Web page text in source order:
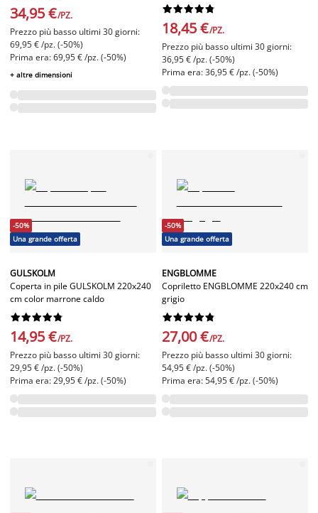
34,95 €/PZ.
Prezzo più basso ultimi 30 giorni:
69,95 € /pz. (-50%)
Prima era: 69,95 € /pz. (-50%)
+ altre dimensioni






18,45 €/PZ.
Prezzo più basso ultimi 30 giorni:
36,95 € /pz. (-50%)
Prima era: 36,95 € /pz. (-50%)
-50%
Una grande offerta
GULSKOLM
Coperta in pile GULSKOLM 220x240
cm color marrone caldo






14,95 €/PZ.
Prezzo più basso ultimi 30 giorni:
29,95 € /pz. (-50%)
Prima era: 29,95 € /pz. (-50%)
-50%
Una grande offerta
ENGBLOMME
Copriletto ENGBLOMME 220x240 cm
grigio






27,00 €/PZ.
Prezzo più basso ultimi 30 giorni:
54,95 € /pz. (-50%)
Prima era: 54,95 € /pz. (-50%)